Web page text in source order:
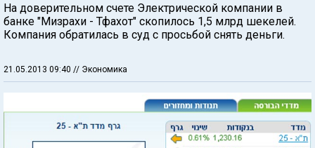
На доверительном счете Электрической компании в
банке "Мизрахи - Тфахот" скопилось 1,5 млрд шекелей.
Компания обратилась в суд с просьбой снять деньги.
21.05.2013 09:40 // Экономика